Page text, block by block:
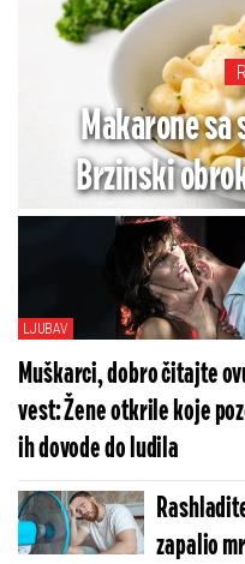
Makarone sa
Brzinski
LJUBAV
Muškarci, dobro čitajte
vest: Žene otkrile koje
ih dovode do ludila
zapalio